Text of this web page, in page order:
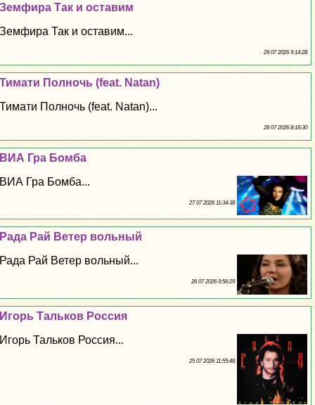
Земфира Так и оставим
Земфира Так и оставим...
29 07 2026 9:14:28
Тимати Полночь (feat. Natan)
Тимати Полночь (feat. Natan)...
28 07 2026 8:18:30
ВИА Гра Бомба
ВИА Гра Бомба...
27 07 2026 11:34:38
Рада Рай Ветер вольный
Рада Рай Ветер вольный...
26 07 2026 9:56:29
Игорь Тальков Россия
Игорь Тальков Россия...
25 07 2026 11:55:48